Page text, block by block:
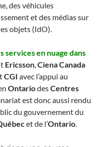
des véhicules
et des médias sur
objets (IdO).
services en nuage dans
Ericsson,Ciena Canada
CGI avec l’appui au
OntariodesCentres
est donc aussi rendu
du gouvernement du
et de l’Ontario.